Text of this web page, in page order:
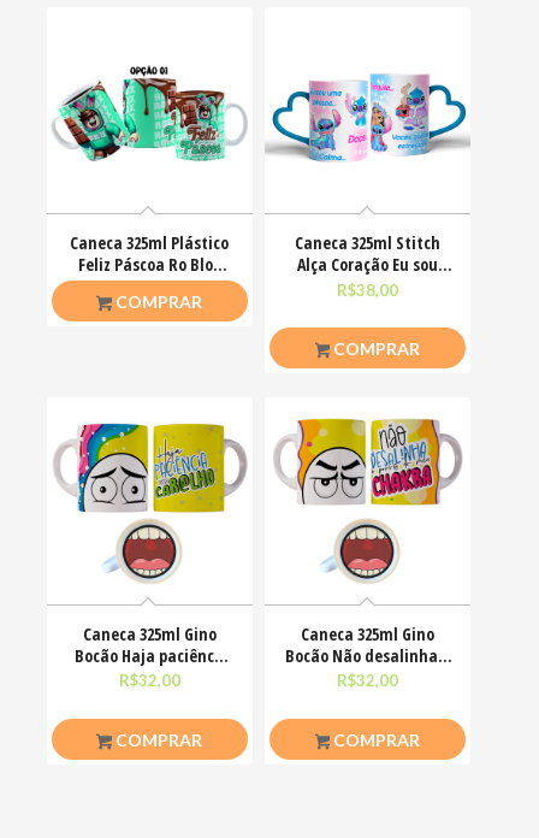
Caneca 325ml Plástico
Feliz Páscoa Ro Blox
Bloquinhos
COMPRAR
Caneca 325ml Stitch
Alça Coração Eu sou
uma pessoa calma
R$38,00
COMPRAR
Caneca 325ml Gino
Bocão Haja paciênca
nesse caralho Meme
R$32,00
COMPRAR
Caneca 325ml Gino
Bocão Não desalinha a
porra do meu chakra
R$32,00
COMPRAR